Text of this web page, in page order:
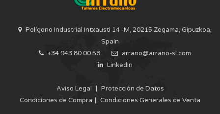
Polígono Industrial Intxausti 14 -M, 20215 Zegama, Gipuzkoa,
Spain
+34 943 80 00 58
arrano@arrano-sl.com
LinkedIn
Aviso Legal
Protección de Datos
Condiciones de Compra
Condiciones Generales de Venta